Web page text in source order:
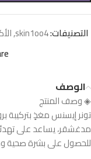
التصنيفات:skin1oo4
,
الوصف
◈ وصف المنتج
تونر إيسنس مغذٍ بتركيبة
مدغشقر، يساعد على
للحصول على بشرة صحية